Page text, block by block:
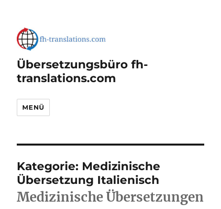
Übersetzungsbüro fh-
translations.com
MENÜ
Kategorie: Medizinische
Übersetzung Italienisch
Medizinische Übersetzungen